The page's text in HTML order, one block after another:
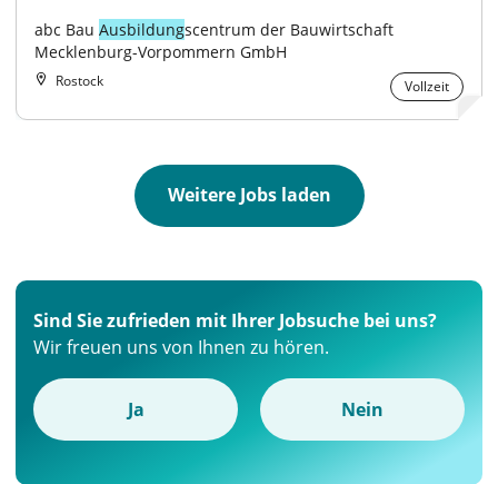
abc Bau Ausbildungscentrum der Bauwirtschaft
Mecklenburg-Vorpommern GmbH
Rostock Vollzeit
Weitere Jobs laden
Sind Sie zufrieden mit Ihrer Jobsuche bei uns?
Wir freuen uns von Ihnen zu hören.
Ja Nein